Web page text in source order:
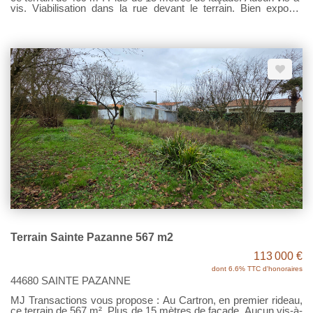
vis. Viabilisation dans la rue devant le terrain. Bien exposé.
l'acquéreur État des risques et pollutions- Les informations sur
les risques auxquels ce bien est exposé sont disponibles sur le
site Géorisques : www.georisques.gouv.fr.
Terrain Sainte Pazanne 567 m2
113 000 €
dont 6.6% TTC d'honoraires
44680 SAINTE PAZANNE
MJ Transactions vous propose : Au Cartron, en premier rideau,